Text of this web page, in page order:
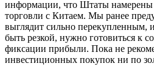
информации, что Штаты намерены
торговли с Китаем. Мы ранее
выглядит сильно перекупленным,
быть резкой, нужно готовиться к
фиксации прибыли. Пока не
инвестиционных покупок ни по